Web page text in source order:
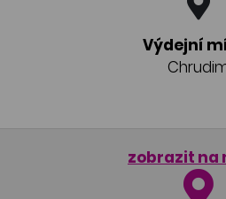
Výdejní
zobrazit na